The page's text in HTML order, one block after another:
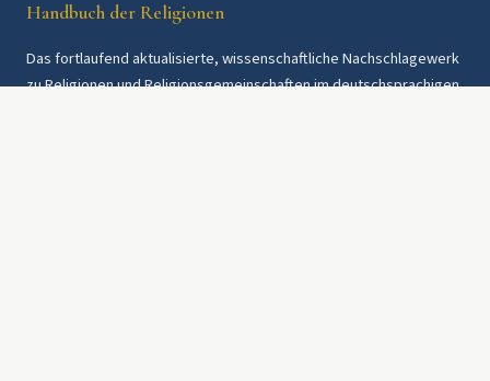
Handbuch der Religionen
Das fortlaufend aktualisierte, wissenschaftliche Nachschlagewerk
zu Religionen und Religionsgemeinschaften im deutschsprachigen